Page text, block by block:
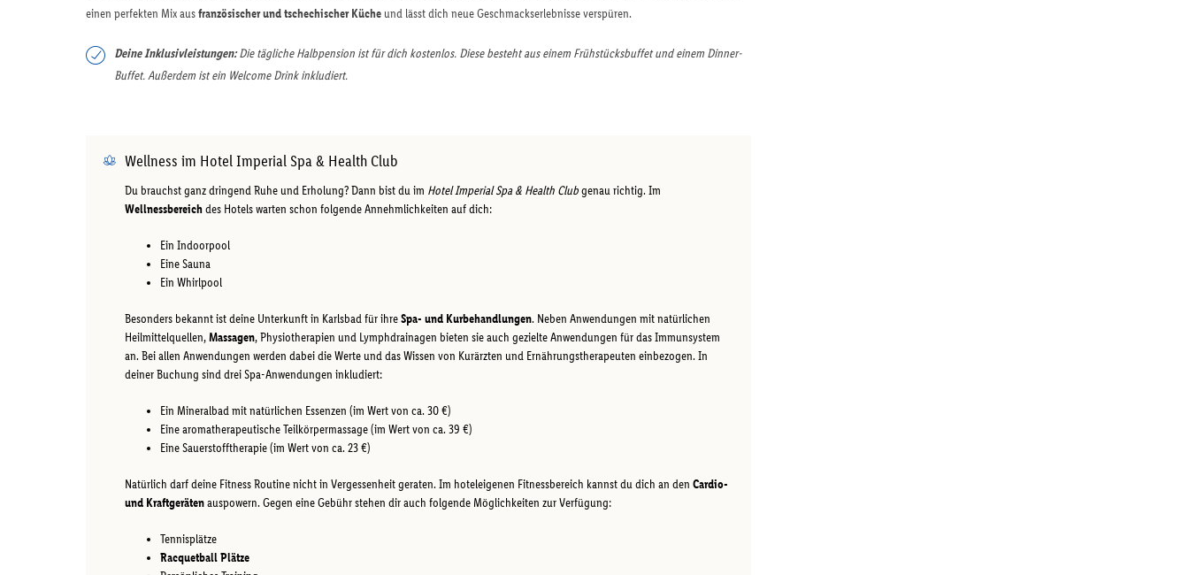
einen perfekten Mix ausfranzösischer und tschechischer Küche und lässt dich neue Geschmackserlebnisse verspüren.
Deine Inklusivleistungen:Die tägliche Halbpension ist für dich kostenlos. Diese besteht aus einem Frühstücksbuffet und einem Dinner-
Buffet. Außerdem ist ein Welcome Drink inkludiert.
Wellness im Hotel Imperial Spa & Health Club
Du brauchst ganz dringend Ruhe und Erholung? Dann bist du im Hotel Imperial Spa & Health Clubgenau richtig. Im
Wellnessbereichdes Hotels warten schon folgende Annehmlichkeiten auf dich:
Ein Indoorpool
Eine Sauna
Ein Whirlpool
Besonders bekannt ist deine Unterkunft in Karlsbad für ihreSpa- und Kurbehandlungen. Neben Anwendungen mit natürlichen
Heilmittelquellen,Massagen, Physiotherapien und Lymphdrainagen bieten sie auch gezielte Anwendungen für das Immunsystem
an. Bei allen Anwendungen werden dabei die Werte und das Wissen von Kurärzten und Ernährungstherapeuten einbezogen. In
deiner Buchung sind drei Spa-Anwendungen inkludiert:
Ein Mineralbad mit natürlichen Essenzen (im Wert von ca. 30 €)
Eine aromatherapeutische Teilkörpermassage (im Wert von ca. 39 €)
Eine Sauerstofftherapie (im Wert von ca. 23 €)
Natürlich darf deine Fitness Routine nicht in Vergessenheit geraten. Im hoteleigenen Fitnessbereich kannst du dich an den Cardio-
und Kraftgerätenauspowern. Gegen eine Gebühr stehen dir auch folgende Möglichkeiten zur Verfügung:
Tennisplätze
Racquetball Plätze